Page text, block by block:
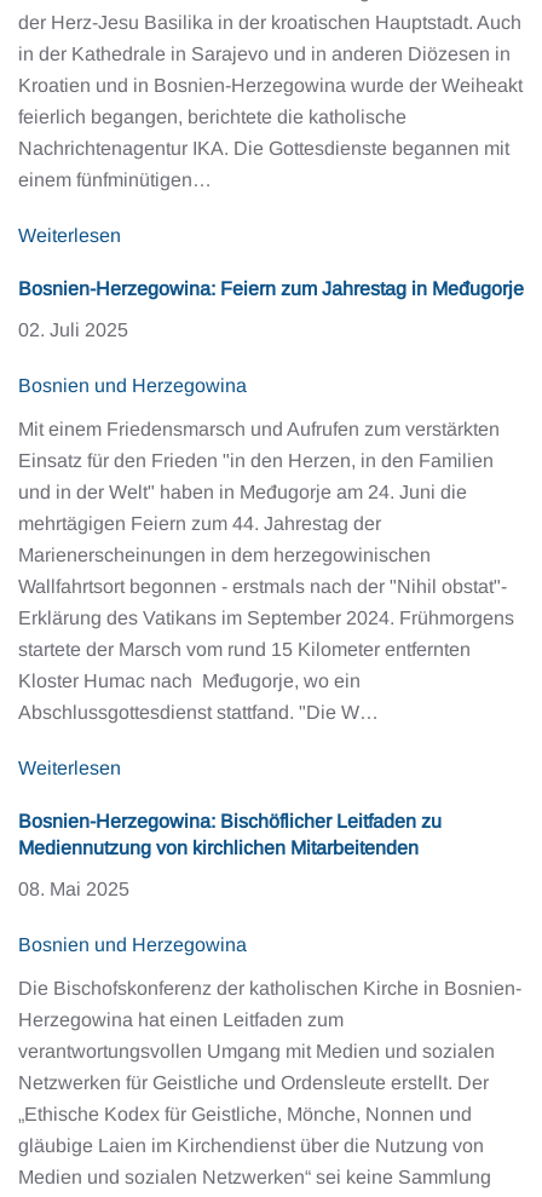
der Herz-Jesu Basilika in der kroatischen Hauptstadt. Auch
in der Kathedrale in Sarajevo und in anderen Diözesen in
Kroatien und in Bosnien-Herzegowina wurde der Weiheakt
feierlich begangen, berichtete die katholische
Nachrichtenagentur IKA. Die Gottesdienste begannen mit
einem fünfminütigen…
Weiterlesen
Bosnien-Herzegowina: Feiern zum Jahrestag in Međugorje
02. Juli 2025
Bosnien und Herzegowina
Mit einem Friedensmarsch und Aufrufen zum verstärkten
Einsatz für den Frieden "in den Herzen, in den Familien
und in der Welt" haben in Međugorje am 24. Juni die
mehrtägigen Feiern zum 44. Jahrestag der
Marienerscheinungen in dem herzegowinischen
Wallfahrtsort begonnen - erstmals nach der "Nihil obstat"-
Erklärung des Vatikans im September 2024. Frühmorgens
startete der Marsch vom rund 15 Kilometer entfernten
Kloster Humac nach Međugorje, wo ein
Abschlussgottesdienst stattfand. "Die W…
Weiterlesen
Bosnien-Herzegowina: Bischöflicher Leitfaden zu
Mediennutzung von kirchlichen Mitarbeitenden
08. Mai 2025
Bosnien und Herzegowina
Die Bischofskonferenz der katholischen Kirche in Bosnien-
Herzegowina hat einen Leitfaden zum
verantwortungsvollen Umgang mit Medien und sozialen
Netzwerken für Geistliche und Ordensleute erstellt. Der
„Ethische Kodex für Geistliche, Mönche, Nonnen und
gläubige Laien im Kirchendienst über die Nutzung von
Medien und sozialen Netzwerken“ sei keine Sammlung